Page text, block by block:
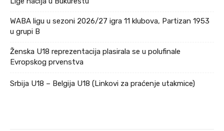
WABA ligu u sezoni 2026/27 igra 11 klubova, Partizan 1953
u grupi B
Ženska U18 reprezentacija plasirala se u polufinale
Evropskog prvenstva
Srbija U18 – Belgija U18 (Linkovi za praćenje utakmice)